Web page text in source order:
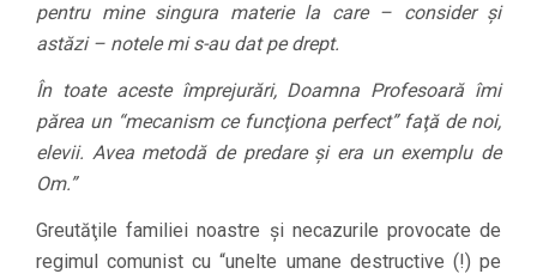
pentru mine singura materie la care – consider şi
astăzi – notele mi s-au dat pe drept.
În toate aceste împrejurări, Doamna Profesoară îmi
părea un “mecanism ce funcţiona perfect” faţă de noi,
elevii. Avea metodă de predare şi era un exemplu de
Om.”
Greutăţile familiei noastre şi necazurile provocate de
regimul comunist cu “unelte umane destructive (!) pe